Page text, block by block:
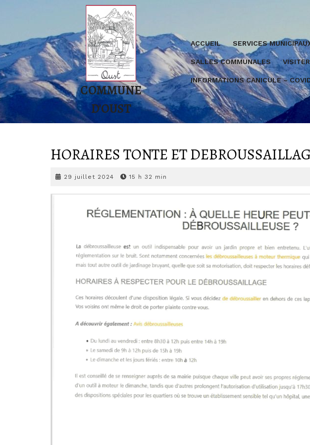
COMMUNE
D'OUST
ACCUEIL SERVICES
SALLES COMMUNALES
INFORMATIONS CANICULE –
HORAIRES TONTE ET
29 juillet 2024 29
2024
15 h 32 min